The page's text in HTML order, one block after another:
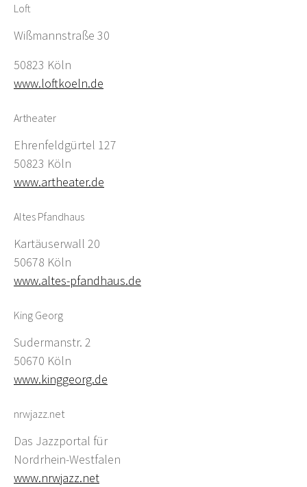
Loft
Wißmannstraße 30
50823 Köln
www.loftkoeln.de
Artheater
Ehrenfeldgürtel 127
50823 Köln
www.artheater.de
Altes Pfandhaus
Kartäuserwall 20
50678 Köln
www.altes-pfandhaus.de
King Georg
Sudermanstr. 2
50670 Köln
www.kinggeorg.de
nrwjazz.net
Das Jazzportal für
Nordrhein-Westfalen
www.nrwjazz.net